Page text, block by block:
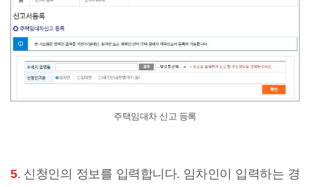
주택임대차 신고 등록
5. 신청인의 정보를 입력합니다. 임차인이 입력하는 경